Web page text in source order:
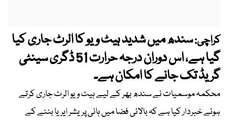
کراچی:سندھ میں شدید ہیٹ ویو کا الرٹ جاری کیا
گیا ہے، اس دوران درجہ حرارت 51 ڈگری سینٹی
گریڈ تک جانے کا امکان ہے۔
محکمہ موسمیات نے سندھ بھر کے لیے ہیٹ ویو الرٹ جاری کرتے
ہوئے خبردار کیا ہے کہ بالائی فضا میں ہائی پریشر ایریا بننے کے